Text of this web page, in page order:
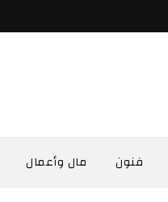
فنون مال وأعمال